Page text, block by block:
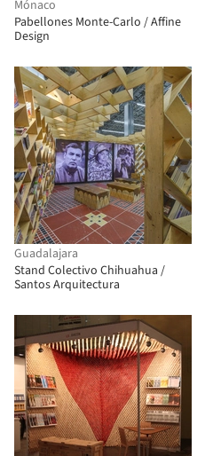
Mónaco
Pabellones Monte-Carlo / Affine
Design
Guadalajara
Stand Colectivo Chihuahua /
Santos Arquitectura